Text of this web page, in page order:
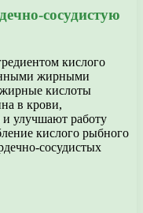
сосудистую
кислого
жирными
кислоты
в крови,
и улучшают работу
кислого рыбного
сосудистых